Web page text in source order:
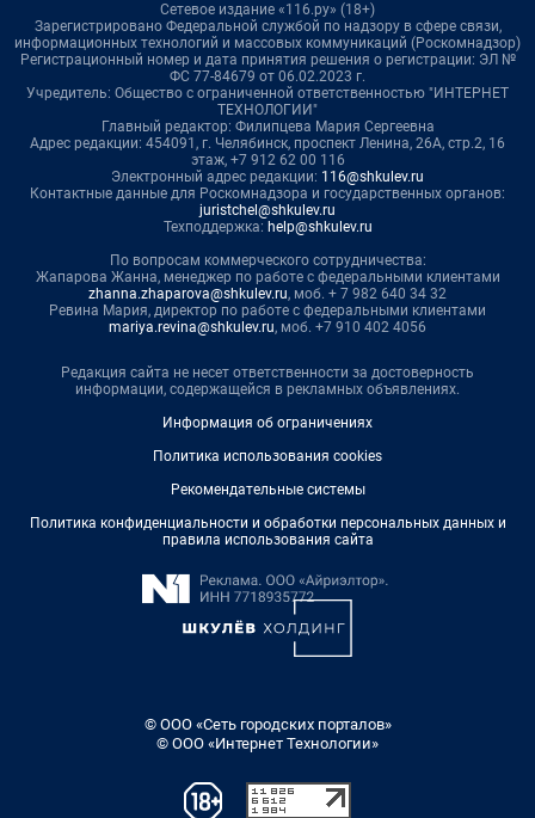
Сетевое издание «116.ру» (18+)
Зарегистрировано Федеральной службой по надзору в сфере связи,
информационных технологий и массовых коммуникаций (Роскомнадзор)
Регистрационный номер и дата принятия решения о регистрации: ЭЛ №
ФС 77-84679 от 06.02.2023 г.
Учредитель: Общество с ограниченной ответственностью "ИНТЕРНЕТ
ТЕХНОЛОГИИ"
Главный редактор: Филипцева Мария Сергеевна
Адрес редакции: 454091, г. Челябинск, проспект Ленина, 26А, стр.2, 16
этаж, +7 912 62 00 116
Электронный адрес редакции: 116@shkulev.ru
Контактные данные для Роскомнадзора и государственных органов:
juristchel@shkulev.ru
Техподдержка: help@shkulev.ru
По вопросам коммерческого сотрудничества:
Жапарова Жанна, менеджер по работе с федеральными клиентами
zhanna.zhaparova@shkulev.ru, моб. + 7 982 640 34 32
Ревина Мария, директор по работе с федеральными клиентами
mariya.revina@shkulev.ru, моб. +7 910 402 4056
Редакция сайта не несет ответственности за достоверность
информации, содержащейся в рекламных объявлениях.
Информация об ограничениях
Политика использования cookies
Рекомендательные системы
Политика конфиденциальности и обработки персональных данных и
правила использования сайта
© ООО «Сеть городских порталов»
© ООО «Интернет Технологии»